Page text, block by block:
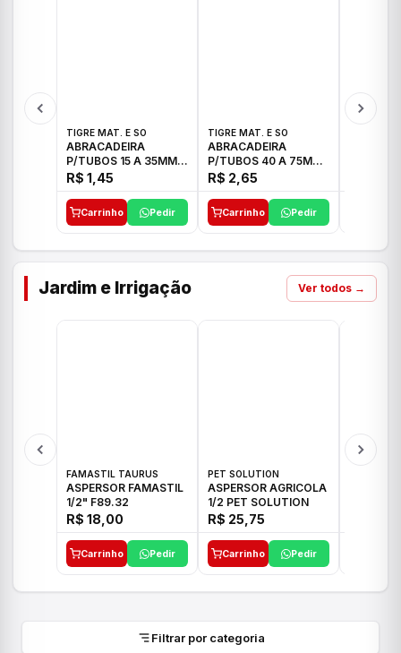
TIGRE MAT. E SO
ABRACADEIRA
P/TUBOS 15 A 35MM
TIGRE
R$ 1,45
Carrinho Pedir
TIGRE MAT. E SO
ABRACADEIRA
P/TUBOS 40 A 75MM
TIGRE
R$ 2,65
Carrinho Pedir
Jardim e Irrigação Ver todos →
FAMASTIL TAURUS
ASPERSOR FAMASTIL
1/2" F89.32
R$ 18,00
Carrinho Pedir
PET SOLUTION
ASPERSOR AGRICOLA
1/2 PET SOLUTION
R$ 25,75
Carrinho Pedir
Filtrar por categoria